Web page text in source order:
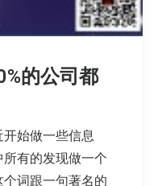
的公司都
始做一些信息
有的发现做一个
词跟一句著名的